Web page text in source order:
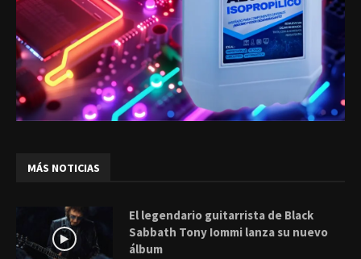
MÁS NOTICIAS
El legendario guitarrista de Black
Sabbath Tony Iommi lanza su nuevo
álbum